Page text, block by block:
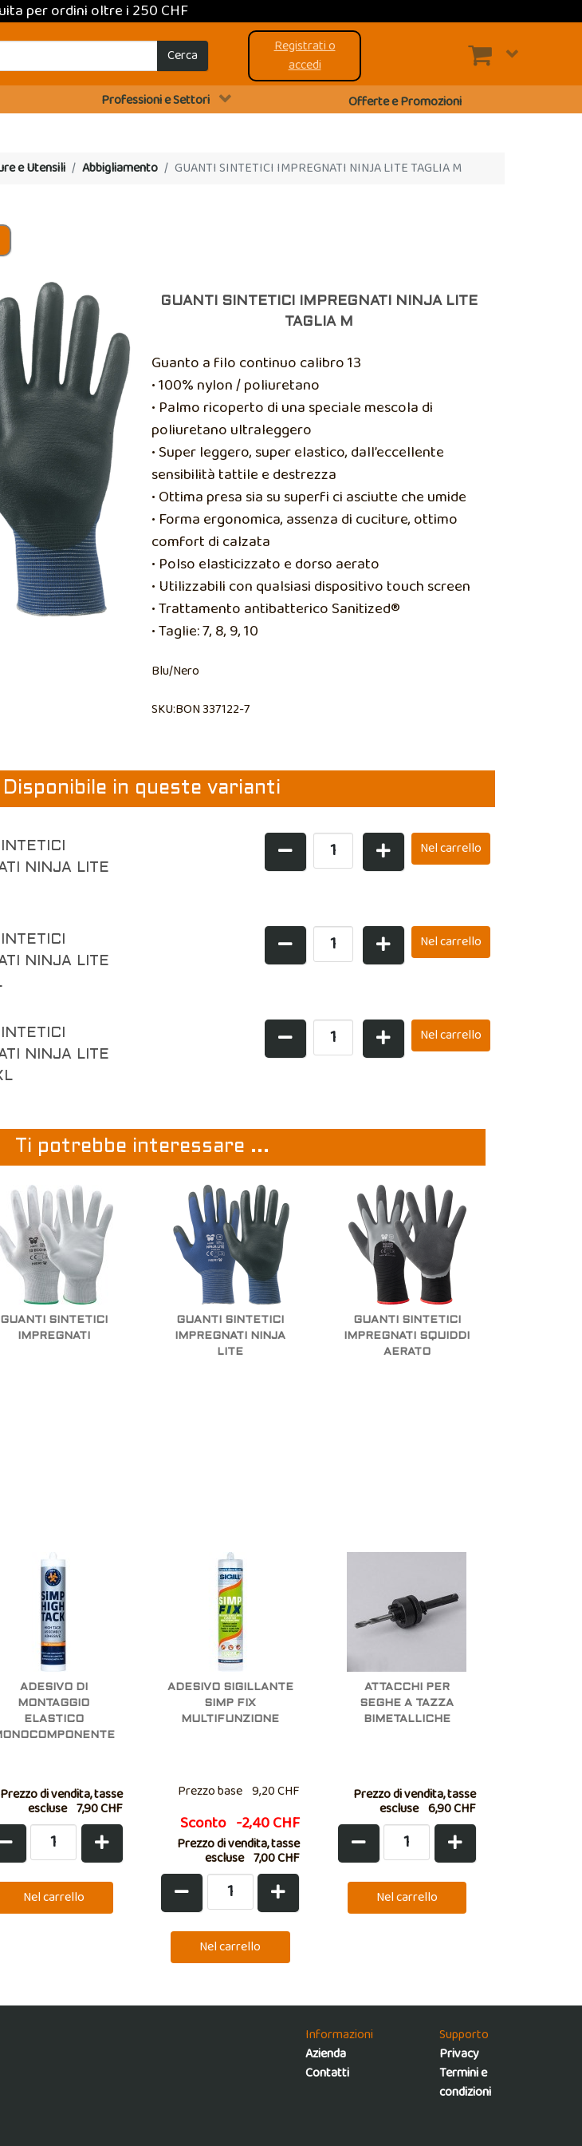
per ordini oltre i 250 CHF
Cerca
Registrati o
accedi
Professioni e Settori Offerte e Promozioni
e Utensili Abbigliamento GUANTI SINTETICI IMPREGNATI NINJA LITE TAGLIA M
GUANTI SINTETICI IMPREGNATI NINJA LITE
TAGLIA M
Guanto a filo continuo calibro 13
• 100% nylon / poliuretano
• Palmo ricoperto di una speciale mescola di
poliuretano ultraleggero
• Super leggero, super elastico, dall’eccellente
sensibilità tattile e destrezza
• Ottima presa sia su superfi ci asciutte che umide
• Forma ergonomica, assenza di cuciture, ottimo
comfort di calzata
• Polso elasticizzato e dorso aerato
• Utilizzabili con qualsiasi dispositivo touch screen
• Trattamento antibatterico Sanitized®
• Taglie: 7, 8, 9, 10
Blu/Nero
SKU:BON 337122-7
Disponibile in queste varianti
NINJA LITE
NINJA LITE
NINJA LITE
Ti potrebbe interessare ...
GUANTI SINTETICI
IMPREGNATI
GUANTI SINTETICI
IMPREGNATI NINJA
LITE
GUANTI SINTETICI
IMPREGNATI SQUIDDI
AERATO
ADESIVO DI
MONTAGGIO
ELASTICO
Prezzo di vendita, tasse
escluse 7,90 CHF
ADESIVO SIGILLANTE
SIMP FIX
MULTIFUNZIONE
Prezzo base 9,20 CHF
Sconto -2,40 CHF
Prezzo di vendita, tasse
escluse 7,00 CHF
ATTACCHI PER
SEGHE A TAZZA
BIMETALLICHE
Prezzo di vendita, tasse
escluse 6,90 CHF
Informazioni
Azienda
Contatti
Supporto
Privacy
Termini e
condizioni